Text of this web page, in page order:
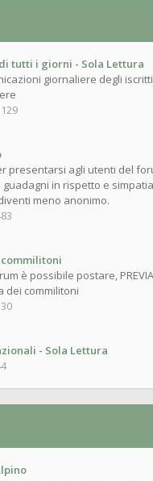
tutti i giorni - Sola Lettura
giornaliere degli
presentarsi agli utenti del
guadagni in rispetto e
meno anonimo.
è possibile postare, PREVIA
dei commilitoni
- Sola Lettura